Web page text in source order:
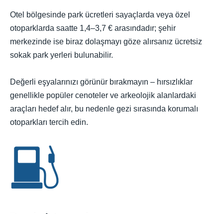
Otel bölgesinde park ücretleri sayaçlarda veya özel
otoparklarda saatte 1,4–3,7 € arasındadır; şehir
merkezinde ise biraz dolaşmayı göze alırsanız ücretsiz
sokak park yerleri bulunabilir.
Değerli eşyalarınızı görünür bırakmayın – hırsızlıklar
genellikle popüler cenoteler ve arkeolojik alanlardaki
araçları hedef alır, bu nedenle gezi sırasında korumalı
otoparkları tercih edin.